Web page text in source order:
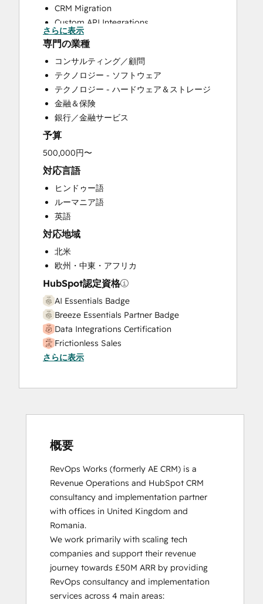
CRM Migration
Custom API Integrations
Customer Marketing
Customer Success Training
Customer Support Training
Customer Survey and Analysis
Email Marketing
Full Inbound Marketing Services
Help Desk Implementation
HubSpot Onboarding
Knowledge Base Development
Marketing Hub Enterprise Onboarding
Marketing Hub Professional Onboarding
Programmable Automation
Sales and Marketing Alignment
Sales Coaching and Training
Sales Enablement
Sales Hub Enterprise Onboarding
Sales Hub Professional Onboarding
Service Hub Enterprise Onboarding
Service Hub Professional Onboarding
さらに表示
専門の業種
コンサルティング／顧問
テクノロジー - ソフトウェア
テクノロジー - ハードウェア＆ストレージ
金融＆保険
銀行／金融サービス
予算
500,000円〜
対応言語
ヒンドゥー語
ルーマニア語
英語
対応地域
北米
欧州・中東・アフリカ
HubSpot認定資格
AI Essentials Badge
Breeze Essentials Partner Badge
Data Integrations Certification
Frictionless Sales
HubSpot Sales Hub Software
HubSpot Solutions Partner
Inbound Sales
Service Hub Software
さらに表示
概要
RevOps Works (formerly AE CRM) is a
Revenue Operations and HubSpot CRM
consultancy and implementation partner
with offices in United Kingdom and
Romania.
We work primarily with scaling tech
companies and support their revenue
journey towards £50M ARR by providing
RevOps consultancy and implementation
services across 4 main areas: